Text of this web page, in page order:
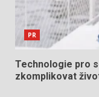
PR
Technologie pro
zkomplikovat